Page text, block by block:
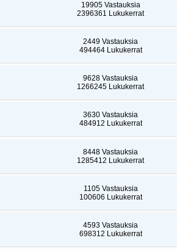
19905 Vastauksia
2396361 Lukukerrat
2449 Vastauksia
494464 Lukukerrat
9628 Vastauksia
1266245 Lukukerrat
3630 Vastauksia
484912 Lukukerrat
8448 Vastauksia
1285412 Lukukerrat
1105 Vastauksia
100606 Lukukerrat
4593 Vastauksia
698312 Lukukerrat